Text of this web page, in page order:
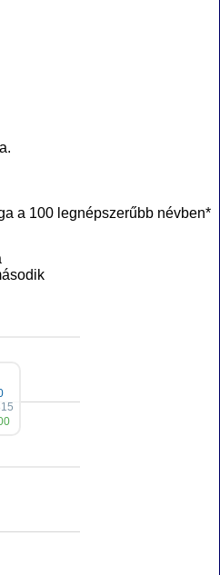
a 100 legnépszerűbb névben*